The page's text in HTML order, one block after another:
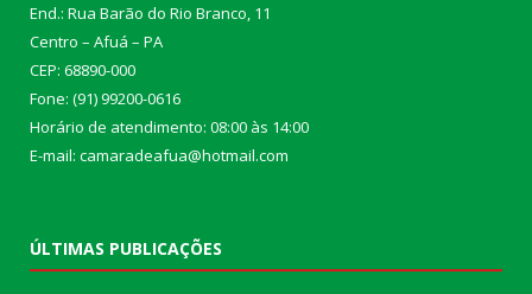
End.: Rua Barão do Rio Branco, 11
Centro – Afuá – PA
CEP: 68890-000
Fone: (91) 99200-0616
Horário de atendimento: 08:00 às 14:00
E-mail: camaradeafua@hotmail.com
ÚLTIMAS PUBLICAÇÕES